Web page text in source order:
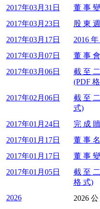
2017年03月31日
董 事
2017年03月23日
股 東
2017年03月17日
2016
2017年03月07日
董 事
2017年03月06日
截 至
(PDF
2017年02月06日
截 至
式)
2017年01月24日
完 成
2017年01月17日
董 事
2017年01月17日
董 事
2017年01月05日
截 至
格 式)
2026
2026